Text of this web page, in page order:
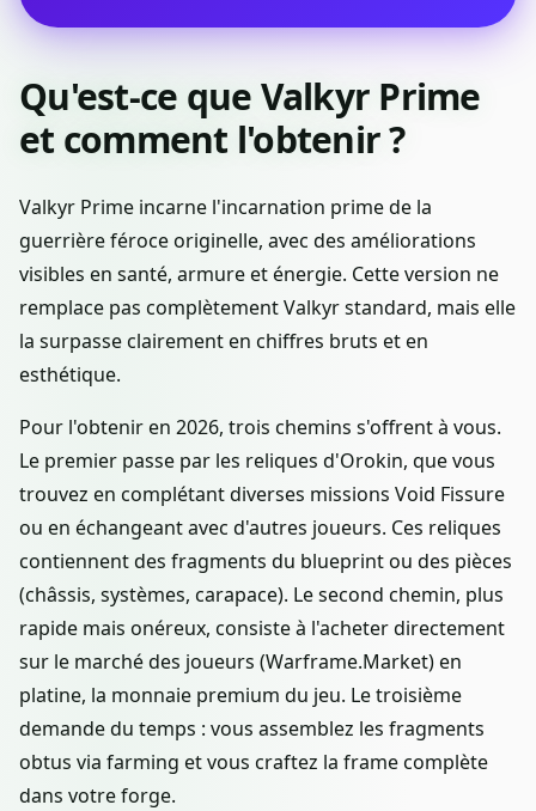
Qu'est-ce que Valkyr Prime
et comment l'obtenir ?
Valkyr Prime incarne l'incarnation prime de la
guerrière féroce originelle, avec des améliorations
visibles en santé, armure et énergie. Cette version ne
remplace pas complètement Valkyr standard, mais elle
la surpasse clairement en chiffres bruts et en
esthétique.
Pour l'obtenir en 2026, trois chemins s'offrent à vous.
Le premier passe par les reliques d'Orokin, que vous
trouvez en complétant diverses missions Void Fissure
ou en échangeant avec d'autres joueurs. Ces reliques
contiennent des fragments du blueprint ou des pièces
(châssis, systèmes, carapace). Le second chemin, plus
rapide mais onéreux, consiste à l'acheter directement
sur le marché des joueurs (Warframe.Market) en
platine, la monnaie premium du jeu. Le troisième
demande du temps : vous assemblez les fragments
obtus via farming et vous craftez la frame complète
dans votre forge.